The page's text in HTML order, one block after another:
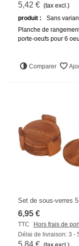
5,42 € (tax excl.)
produit :
Sans
Planche de
porte-oeufs pour 6
Comparer
Set de sous-verres
6,95 €
TTC
Hors frais de
Délai de livraison: 3 -
5,84 €